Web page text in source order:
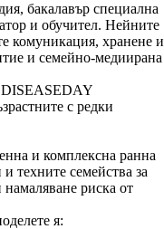
бакалавър специална
и обучител. Нейните
комуникация, хранене и
и семейно-медиирана
с редки
и комплексна ранна
техните семейства за
намаляване риска от
я: